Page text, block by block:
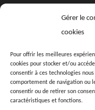
Gérer le
cookies
Pour offrir les meilleures
cookies pour stocker et/ou
consentir à ces technologies
comportement de navigation ou
consentir ou de retirer son
caractéristiques et fonctions.